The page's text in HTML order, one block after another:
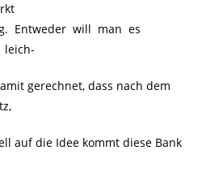
Entweder will man es
leich-
gerechnet, dass nach dem
auf die Idee kommt diese Bank